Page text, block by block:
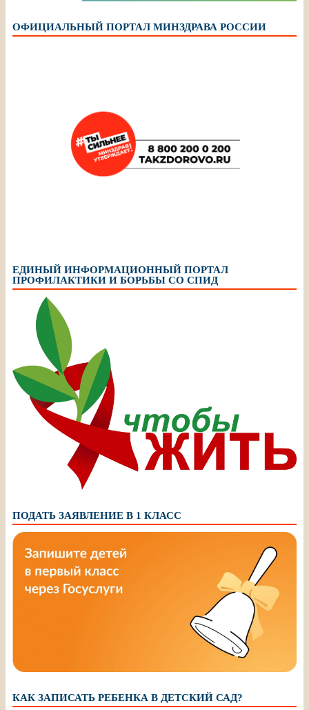
ОФИЦИАЛЬНЫЙ ПОРТАЛ МИНЗДРАВА РОССИИ
ЕДИНЫЙ ИНФОРМАЦИОННЫЙ ПОРТАЛ
ПРОФИЛАКТИКИ И БОРЬБЫ СО СПИД
ПОДАТЬ ЗАЯВЛЕНИЕ В 1 КЛАСС
КАК ЗАПИСАТЬ РЕБЕНКА В ДЕТСКИЙ САД?